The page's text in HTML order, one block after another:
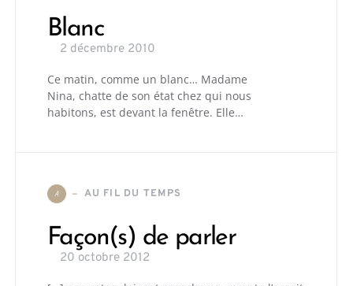
Blanc
2 décembre 2010
Ce matin, comme un blanc… Madame
Nina, chatte de son état chez qui nous
habitons, est devant la fenêtre. Elle…
A AU FIL DU TEMPS
Façon(s) de parler
20 octobre 2012